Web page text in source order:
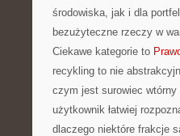
środowiska, jak i dla
bezużyteczne rzeczy w
Ciekawe kategorie to
recykling to nie
czym jest surowiec
użytkownik łatwiej
dlaczego niektóre frakcje